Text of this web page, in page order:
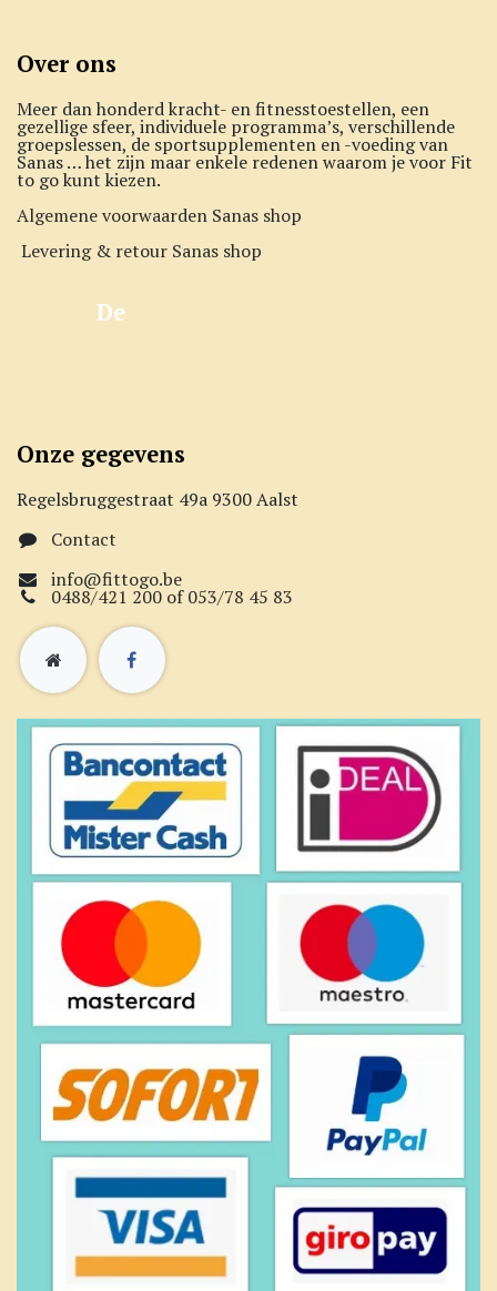
Over ons
Meer dan honderd kracht- en fitnesstoestellen, een
gezellige sfeer, individuele programma’s, verschillende
groepslessen, de sportsupplementen en -voeding van
Sanas … het zijn maar enkele redenen waarom je voor Fit
to go kunt kiezen.
Algemene voorwaarden Sanas shop
Levering & retour Sanas shop
De
Onze gegevens
Regelsbruggestraat 49a 9300 Aalst
Contact
info@fittogo.be
0488/421 200 of 053/78 45 83